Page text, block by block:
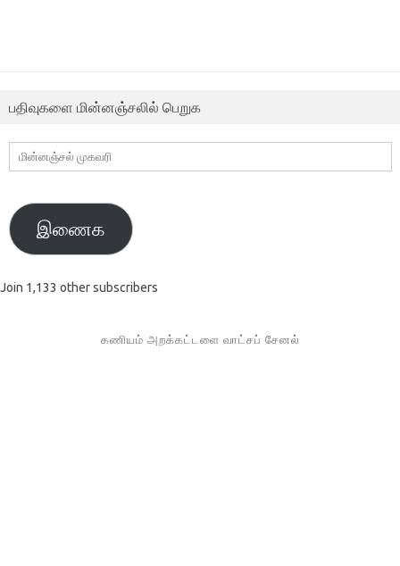
பதிவுகளை மின்னஞ்சலில் பெறுக
மின்னஞ்சல்
முகவரி
இணைக
Join 1,133 other subscribers
கணியம் அறக்கட்டளை வாட்சப் சேனல்